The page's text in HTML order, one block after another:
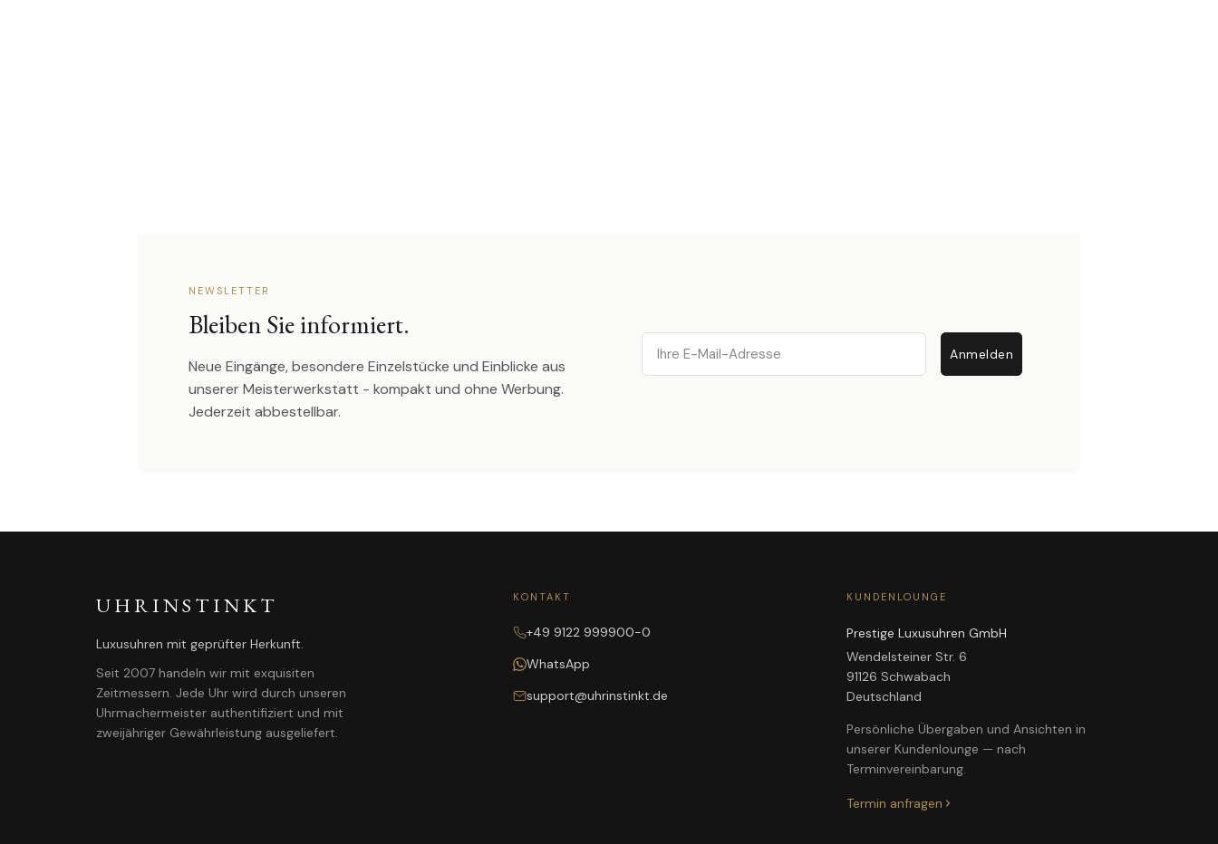
NEWSLETTER
Bleiben Sie informiert.
Neue Eingänge, besondere Einzelstücke und Einblicke aus
unserer Meisterwerkstatt - kompakt und ohne Werbung.
Jederzeit abbestellbar.
Email
Anmelden
UHRINSTINKT
Luxusuhren mit geprüfter Herkunft.
Seit 2007 handeln wir mit exquisiten
Zeitmessern. Jede Uhr wird durch unseren
Uhrmachermeister authentifiziert und mit
zweijähriger Gewährleistung ausgeliefert.
KONTAKT
+49 9122 999900-0
WhatsApp
support@uhrinstinkt.de
KUNDENLOUNGE
Prestige Luxusuhren GmbH
Wendelsteiner Str. 6
91126 Schwabach
Deutschland
Persönliche Übergaben und Ansichten in
unserer Kundenlounge — nach
Terminvereinbarung.
Termin anfragen